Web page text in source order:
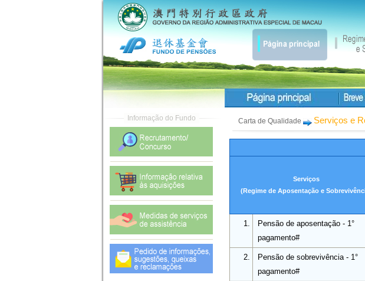
Carta de Qualidade Serviços e
Serviços
(Regime de Aposentação e
1.
Pensão de aposentação - 1°
pagamento#
2.
Pensão de sobrevivência - 1°
pagamento#